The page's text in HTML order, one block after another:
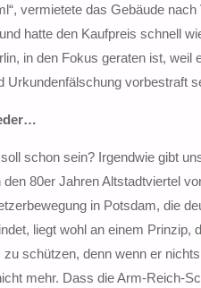
vermietete das Gebäude
hatte den Kaufpreis schnell
in den Fokus geraten ist,
Urkundenfälschung vorbestraft
schon sein? Irgendwie gibt
80er Jahren Altstadtviertel
in Potsdam, die
liegt wohl an einem
schützen, denn wenn er
mehr. Dass die Arm-Reich-